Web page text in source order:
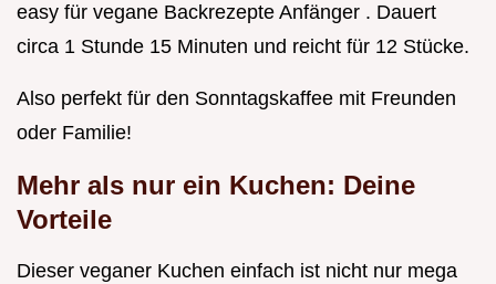
easy für vegane Backrezepte Anfänger . Dauert
circa 1 Stunde 15 Minuten und reicht für 12 Stücke.
Also perfekt für den Sonntagskaffee mit Freunden
oder Familie!
Mehr als nur ein Kuchen: Deine
Vorteile
Dieser veganer Kuchen einfach ist nicht nur mega